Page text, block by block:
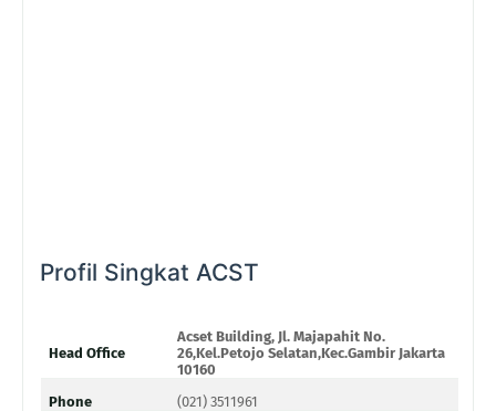
Profil Singkat ACST
Head Office
Acset Building, Jl. Majapahit No.
26,Kel.Petojo Selatan,Kec.Gambir Jakarta
10160
Phone
(021) 3511961